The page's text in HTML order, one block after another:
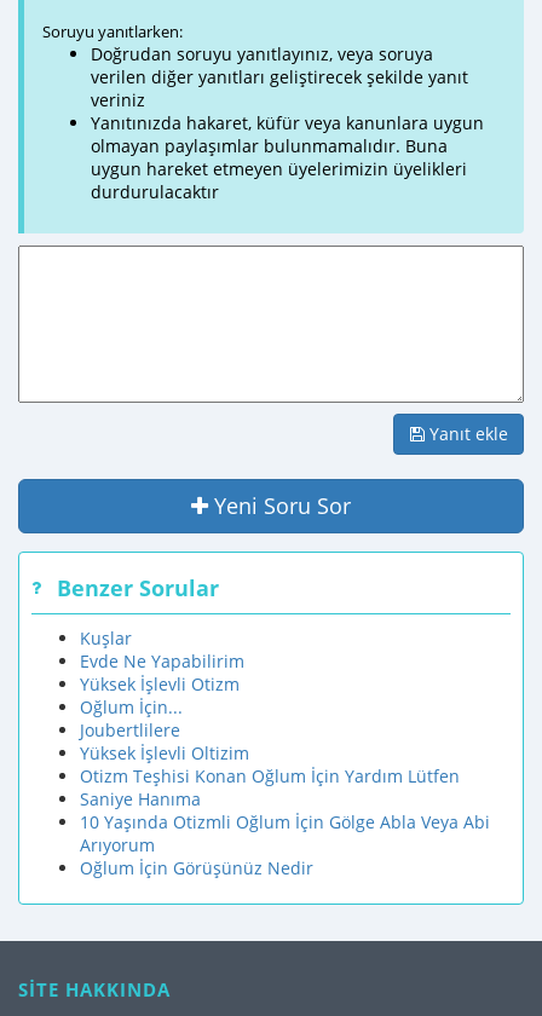
Soruyu yanıtlarken:
Doğrudan soruyu yanıtlayınız, veya soruya
verilen diğer yanıtları geliştirecek şekilde yanıt
veriniz
Yanıtınızda hakaret, küfür veya kanunlara uygun
olmayan paylaşımlar bulunmamalıdır. Buna
uygun hareket etmeyen üyelerimizin üyelikleri
durdurulacaktır
Yanıt ekle
Yeni Soru Sor
Benzer Sorular
Kuşlar
Evde Ne Yapabilirim
Yüksek İşlevli Otizm
Oğlum İçin...
Joubertlilere
Yüksek İşlevli Oltizim
Otizm Teşhisi Konan Oğlum İçin Yardım Lütfen
Saniye Hanıma
10 Yaşında Otizmli Oğlum İçin Gölge Abla Veya Abi
Arıyorum
Oğlum İçin Görüşünüz Nedir
SİTE HAKKINDA